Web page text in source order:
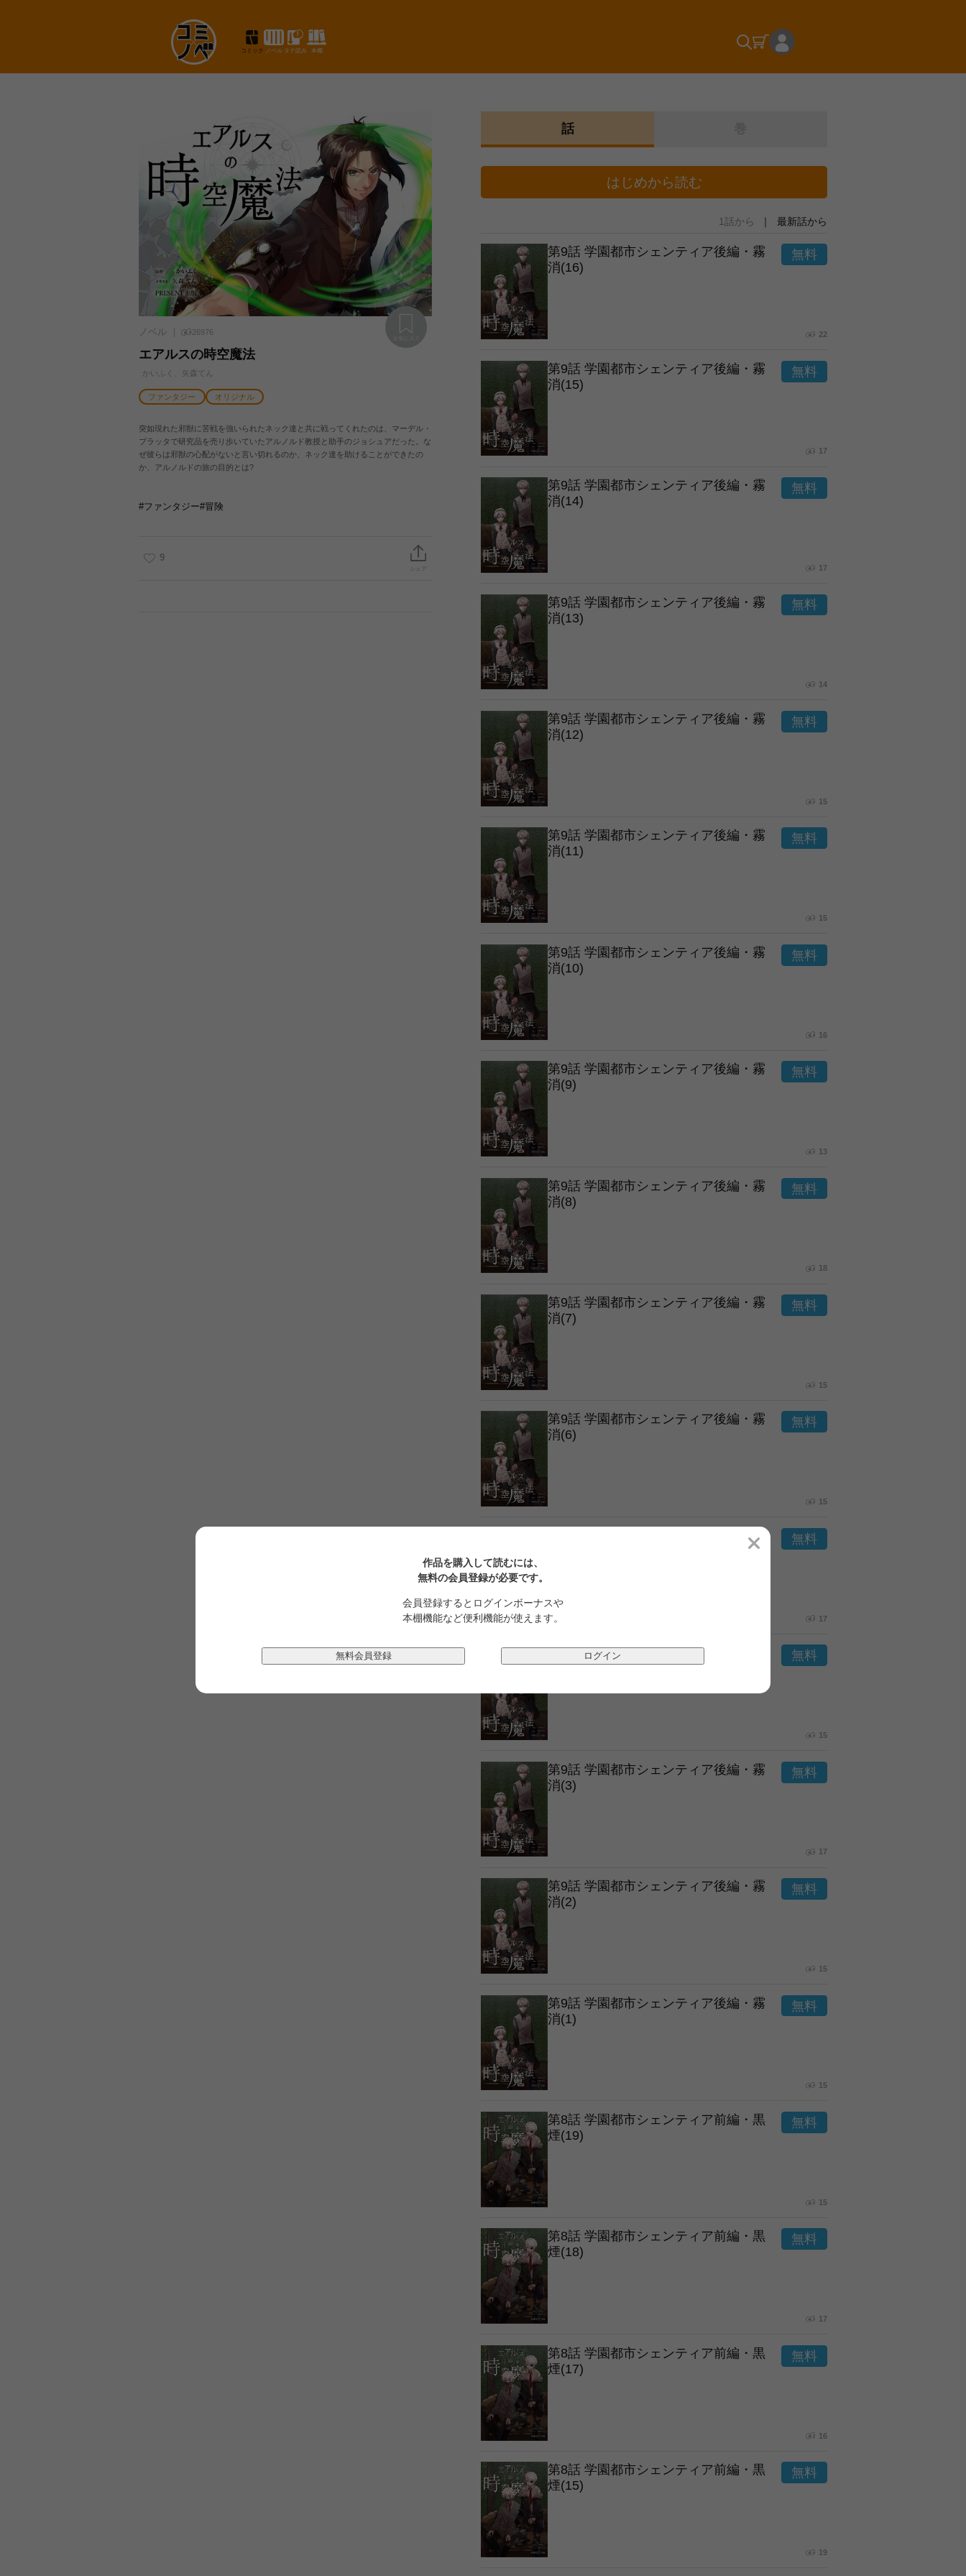
コミック ノベル タテ読み 本棚
作品を購入して読むには、
無料の会員登録が必要です。
会員登録するとログインボーナスや
本棚機能など便利機能が使えます。
無料会員登録 ログイン
ノベル 26976
エアルスの時空魔法
かいふく、矢森てん
ファンタジー オリジナル
突如現れた邪獣に苦戦を強いられたネック達と共に戦ってくれたのは、マーデル・
プラッタで研究品を売り歩いていたアルノルド教授と助手のジョシュアだった。な
ぜ彼らは邪獣の心配がないと言い切れるのか、ネック達を助けることができたの
か、アルノルドの旅の目的とは?
#ファンタジー#冒険
9
シェア
話
はじめから読む
1話から 最新話から
第9話 学園都市シェンティア後編・霧
消(16)
22
第9話 学園都市シェンティア後編・霧
消(15)
17
第9話 学園都市シェンティア後編・霧
消(14)
17
第9話 学園都市シェンティア後編・霧
消(13)
14
第9話 学園都市シェンティア後編・霧
消(12)
15
第9話 学園都市シェンティア後編・霧
消(11)
15
第9話 学園都市シェンティア後編・霧
消(10)
16
第9話 学園都市シェンティア後編・霧
消(9)
13
第9話 学園都市シェンティア後編・霧
消(8)
18
第9話 学園都市シェンティア後編・霧
消(7)
15
第9話 学園都市シェンティア後編・霧
消(6)
15
第9話 学園都市シェンティア後編・霧
17
第9話 学園都市シェンティア後編・霧
消(4)
15
第9話 学園都市シェンティア後編・霧
消(3)
17
第9話 学園都市シェンティア後編・霧
消(2)
15
第9話 学園都市シェンティア後編・霧
消(1)
15
第8話 学園都市シェンティア前編・黒
煙(19)
15
第8話 学園都市シェンティア前編・黒
煙(18)
17
第8話 学園都市シェンティア前編・黒
煙(17)
16
第8話 学園都市シェンティア前編・黒
煙(15)
19